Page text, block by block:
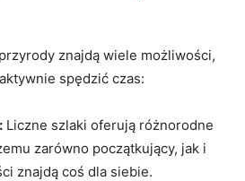
znajdą wiele możliwości,
spędzić czas:
Liczne​ szlaki oferują różnorodne
zarówno początkujący, jak i⁤
znajdą coś dla siebie.